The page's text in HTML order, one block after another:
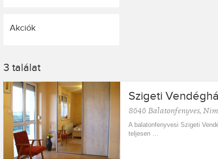
Akciók
3 találat
Szigeti
8646 Balatonfenyves,
A balatonfenyvesi Szigeti
teljesen …